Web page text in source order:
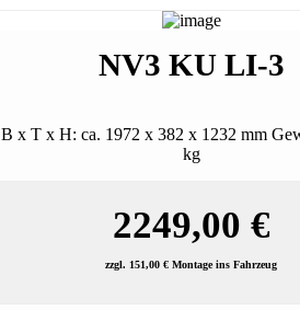
NV3 KU LI-3
B x T x H: ca. 1972 x 382 x 1232 mm
kg
2249,00 €
zzgl. 151,00 € Montage ins Fahrzeug